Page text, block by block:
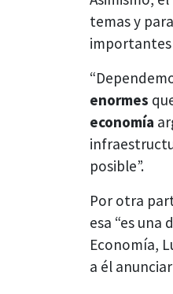
temas y para
importantes
enormes
economía
posible”.
Por otra
esa “es una
Economía,
a él